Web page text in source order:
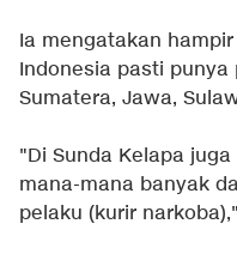
Ia mengatakan
Indonesia pasti
Sumatera, Jawa,
"Di Sunda Kelapa
mana-mana banyak
pelaku (kurir